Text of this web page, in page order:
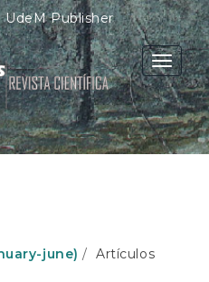
UdeM Publisher
Toggle
june)
Artículos